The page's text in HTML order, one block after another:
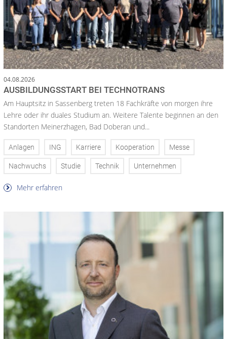
04.08.2026
AUSBILDUNGSSTART BEI TECHNOTRANS
Am Hauptsitz in Sassenberg treten 18 Fachkräfte von morgen ihre
Lehre oder ihr duales Studium an. Weitere Talente beginnen an den
Standorten Meinerzhagen, Bad Doberan und...
Anlagen ING Karriere Kooperation Messe
Nachwuchs Studie Technik Unternehmen
Mehr erfahren